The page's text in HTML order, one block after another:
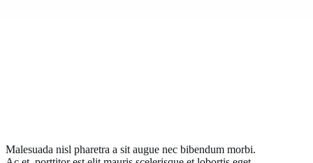
Malesuada nisl pharetra a sit augue nec bibendum morbi.